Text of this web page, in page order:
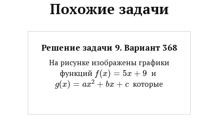
Похожие задачи
Решение задачи 9. Вариант 368
На рисунке изображены графики
функций ​ f(x) = 5x + 9 ​ и ​
g(x) = ax2 + bx + c ​ которые